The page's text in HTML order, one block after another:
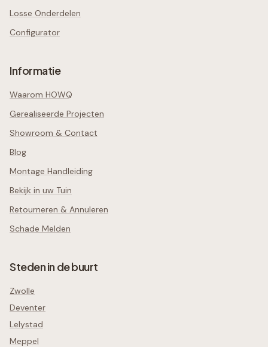
Losse Onderdelen
Configurator
Informatie
Waarom HOWQ
Gerealiseerde Projecten
Showroom & Contact
Blog
Montage Handleiding
Bekijk in uw Tuin
Retourneren & Annuleren
Schade Melden
Steden in de buurt
Zwolle
Deventer
Lelystad
Meppel